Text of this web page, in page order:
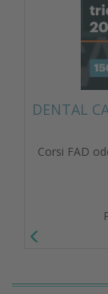
DENTAL
Corsi FAD